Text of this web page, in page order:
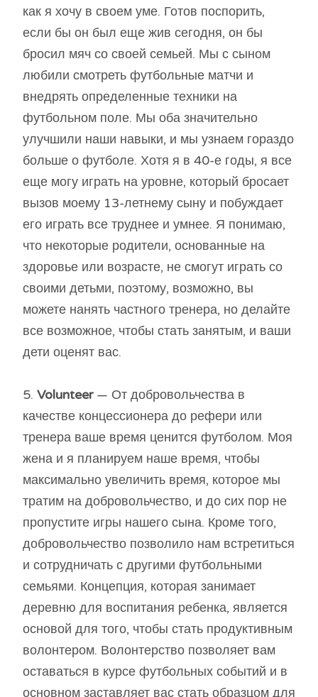
как я хочу в своем уме. Готов поспорить,
если бы он был еще жив сегодня, он бы
бросил мяч со своей семьей. Мы с сыном
любили смотреть футбольные матчи и
внедрять определенные техники на
футбольном поле. Мы оба значительно
улучшили наши навыки, и мы узнаем гораздо
больше о футболе. Хотя я в 40-е годы, я все
еще могу играть на уровне, который бросает
вызов моему 13-летнему сыну и побуждает
его играть все труднее и умнее. Я понимаю,
что некоторые родители, основанные на
здоровье или возрасте, не смогут играть со
своими детьми, поэтому, возможно, вы
можете нанять частного тренера, но делайте
все возможное, чтобы стать занятым, и ваши
дети оценят вас.
5. Volunteer — От добровольчества в
качестве концессионера до рефери или
тренера ваше время ценится футболом. Моя
жена и я планируем наше время, чтобы
максимально увеличить время, которое мы
тратим на добровольчество, и до сих пор не
пропустите игры нашего сына. Кроме того,
добровольчество позволило нам встретиться
и сотрудничать с другими футбольными
семьями. Концепция, которая занимает
деревню для воспитания ребенка, является
основой для того, чтобы стать продуктивным
волонтером. Волонтерство позволяет вам
оставаться в курсе футбольных событий и в
основном заставляет вас стать образцом для